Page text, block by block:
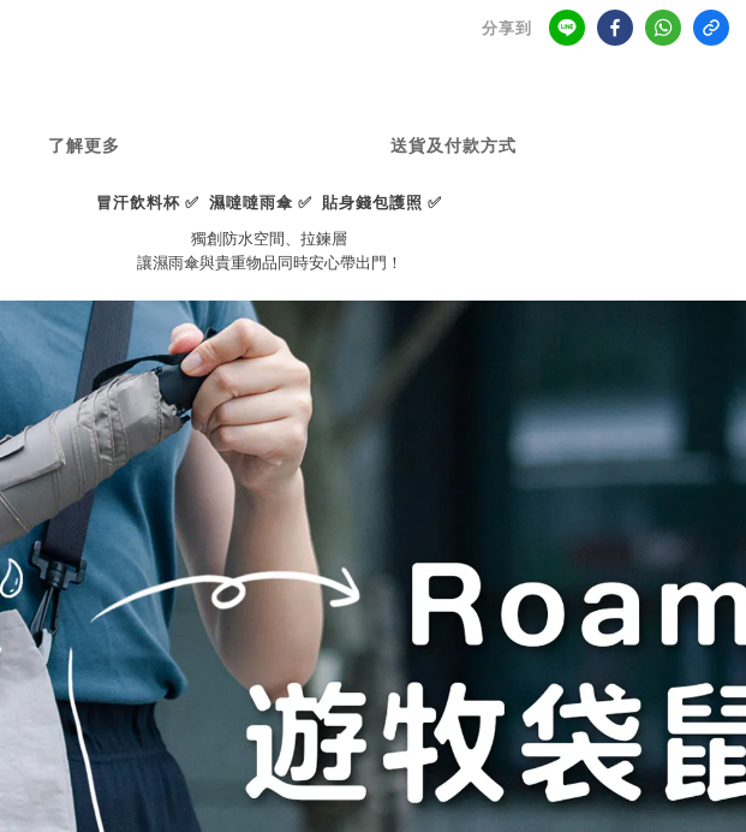
分享到
了解更多 送貨及付款方式
冒汗飲料杯 ✅ 濕噠噠雨傘 ✅ 貼身錢包護照 ✅
獨創防水空間、拉鍊層
讓濕雨傘與貴重物品同時安心帶出門！